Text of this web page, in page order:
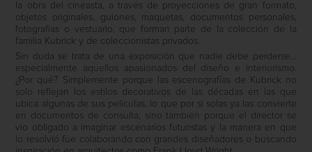
la obra del cineasta, a través de proyecciones de gran formato,
objetos originales, guiones, maquetas, documentos personales,
fotografías o vestuario, que forman parte de la colección de la
familia Kubrick y de coleccionistas privados.
Sin duda se trata de una exposición que nadie debe perderse…
especialmente aquellos apasionados del diseño e interiorismo.
¿Por qué? Simplemente porque las escenografías de Kubrick no
solo reflejan los estilos decorativos de las décadas en las que
ubica algunas de sus películas, lo que por si solas ya las convierte
en documentos de consulta, sino también porque el director se
vio obligado a imaginar escenarios futuristas y la manera en que
lo resolvió fue colaborando con grandes diseñadores o buscando